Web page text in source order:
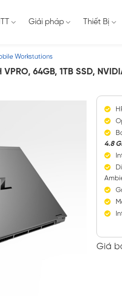
Giải pháp Thiết Bị
Workstations
VPRO, 64GB, 1TB SSD,
4.8
Giá